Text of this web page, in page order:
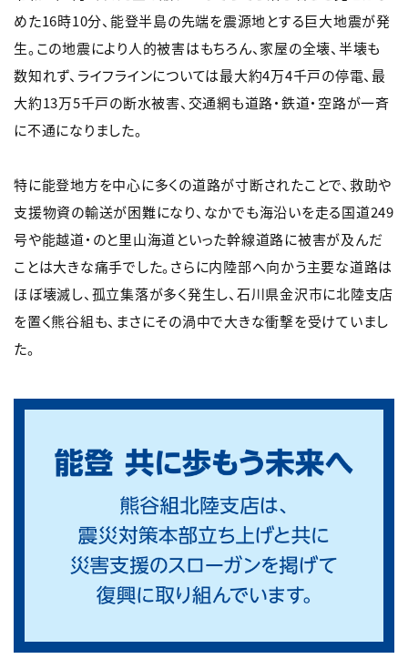
めた16時10分、能登半島の先端を震源地とする巨大地震が発
生。この地震により人的被害はもちろん、家屋の全壊、半壊も
数知れず、ライフラインについては最大約4万4千戸の停電、最
大約13万5千戸の断水被害、交通網も道路・鉄道・空路が一斉
に不通になりました。
特に能登地方を中心に多くの道路が寸断されたことで、救助や
支援物資の輸送が困難になり、なかでも海沿いを走る国道249
号や能越道・のと里山海道といった幹線道路に被害が及んだ
ことは大きな痛手でした。さらに内陸部へ向かう主要な道路は
ほぼ壊滅し、孤立集落が多く発生し、石川県金沢市に北陸支店
を置く熊谷組も、まさにその渦中で大きな衝撃を受けていまし
た。